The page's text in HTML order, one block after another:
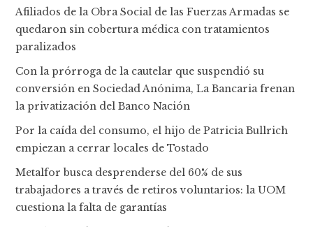
Afiliados de la Obra Social de las Fuerzas Armadas se
quedaron sin cobertura médica con tratamientos
paralizados
Con la prórroga de la cautelar que suspendió su
conversión en Sociedad Anónima, La Bancaria frenan
la privatización del Banco Nación
Por la caída del consumo, el hijo de Patricia Bullrich
empiezan a cerrar locales de Tostado
Metalfor busca desprenderse del 60% de sus
trabajadores a través de retiros voluntarios: la UOM
cuestiona la falta de garantías